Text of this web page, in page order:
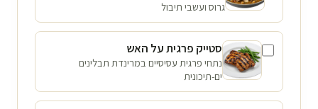
גרוס ועשבי תיבול
סטייק פרגית על האש
נתחי פרגית עסיסיים במרינדת תבלינים
ים-תיכונית